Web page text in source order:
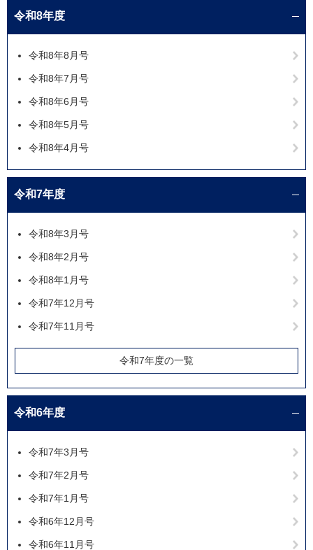
令和8年度
令和8年8月号
令和8年7月号
令和8年6月号
令和8年5月号
令和8年4月号
令和7年度
令和8年3月号
令和8年2月号
令和8年1月号
令和7年12月号
令和7年11月号
令和7年度の一覧
令和6年度
令和7年3月号
令和7年2月号
令和7年1月号
令和6年12月号
令和6年11月号